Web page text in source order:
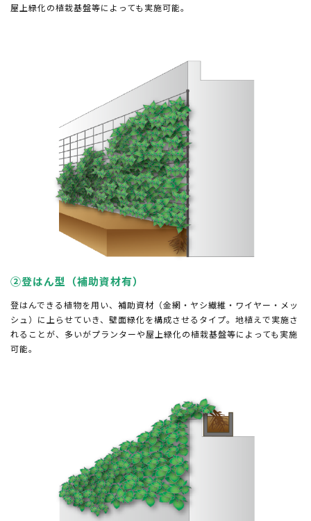
屋上緑化の植栽基盤等によっても実施可能。
②登はん型（補助資材有）
登はんできる植物を用い、補助資材（金網・ヤシ繊維・ワイヤー・メッ
シュ）に上らせていき、壁面緑化を構成させるタイプ。地植えで実施さ
れることが、多いがプランターや屋上緑化の植栽基盤等によっても実施
可能。